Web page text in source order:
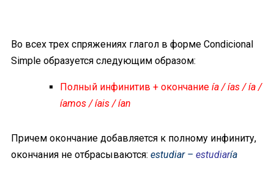
Во всех трех спряжениях глагол в форме Condicional
Simple образуется следующим образом:
Полный инфинитив + окончание ía / ías / ía /
íamos / íais / ían
Причем окончание добавляется к полному инфиниту,
окончания не отбрасываются: estudiar – estudiaría